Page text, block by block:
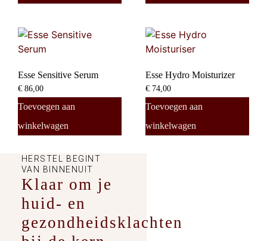
Esse Sensitive Serum
€ 86,00
Toevoegen aan
winkelwagen
Esse Hydro Moisturizer
€ 74,00
Toevoegen aan
winkelwagen
HERSTEL BEGINT
VAN BINNENUIT
Klaar om je
huid- en
gezondheidsklachten